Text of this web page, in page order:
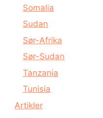
Somalia
Sudan
Sør-Afrika
Sør-Sudan
Tanzania
Tunisia
Artikler